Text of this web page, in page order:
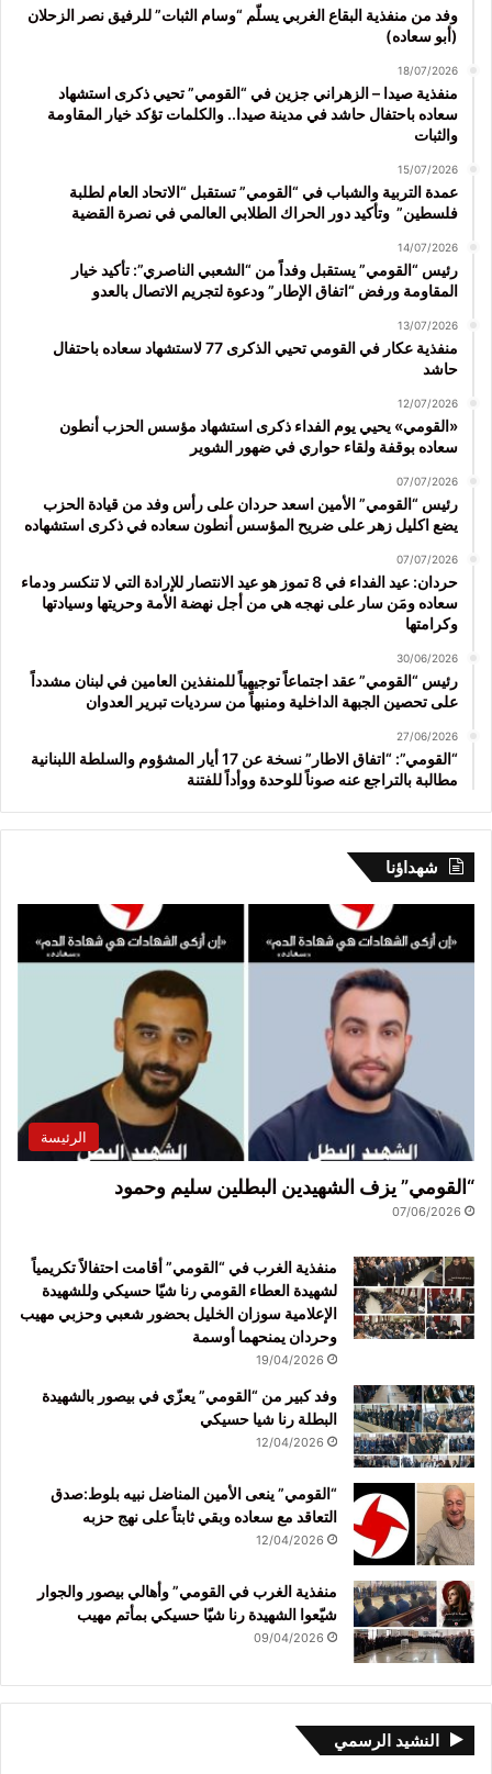
وفد من منفذية البقاع الغربي يسلّم “وسام الثبات” للرفيق نصر الزحلان
(أبو سعاده)
18/07/2026
منفذية صيدا – الزهراني جزين في “القومي” تحيي ذكرى استشهاد
سعاده باحتفال حاشد في مدينة صيدا.. والكلمات تؤكد خيار المقاومة
والثبات
15/07/2026
عمدة التربية والشباب في “القومي” تستقبل “الاتحاد العام لطلبة
فلسطين” وتأكيد دور الحراك الطلابي العالمي في نصرة القضية
14/07/2026
رئيس “القومي” يستقبل وفداً من “الشعبي الناصري”: تأكيد خيار
المقاومة ورفض “اتفاق الإطار” ودعوة لتجريم الاتصال بالعدو
13/07/2026
منفذية عكار في القومي تحيي الذكرى 77 لاستشهاد سعاده باحتفال
حاشد
12/07/2026
«القومي» يحيي يوم الفداء ذكرى استشهاد مؤسس الحزب أنطون
سعاده بوقفة ولقاء حواري في ضهور الشوير
07/07/2026
رئيس “القومي” الأمين اسعد حردان على رأس وفد من قيادة الحزب
يضع اكليل زهر على ضريح المؤسس أنطون سعاده في ذكرى استشهاده
07/07/2026
حردان: عيد الفداء في 8 تموز هو عيد الانتصار للإرادة التي لا تنكسر ودماء
سعاده ومَن سار على نهجه هي من أجل نهضة الأمة وحريتها وسيادتها
وكرامتها
30/06/2026
رئيس “القومي” عقد اجتماعاً توجيهياً للمنفذين العامين في لبنان مشدداً
على تحصين الجبهة الداخلية ومنبهاً من سرديات تبرير العدوان
27/06/2026
“القومي”: “اتفاق الاطار” نسخة عن 17 أيار المشؤوم والسلطة اللبنانية
مطالبة بالتراجع عنه صوناً للوحدة ووأداً للفتنة
شهداؤنا
الرئيسة
“القومي” يزف الشهيدين البطلين سليم وحمود
07/06/2026
منفذية الغرب في “القومي” أقامت احتفالاً تكريمياً
لشهيدة العطاء القومي رنا شيّا حسيكي وللشهيدة
الإعلامية سوزان الخليل بحضور شعبي وحزبي مهيب
وحردان يمنحهما أوسمة
19/04/2026
وفد كبير من “القومي” يعزّي في بيصور بالشهيدة
البطلة رنا شيا حسيكي
12/04/2026
“القومي” ينعى الأمين المناضل نبيه بلوط:صدق
التعاقد مع سعاده وبقي ثابتاً على نهج حزبه
12/04/2026
منفذية الغرب في القومي” وأهالي بيصور والجوار
شيّعوا الشهيدة رنا شيّا حسيكي بمأتم مهيب
09/04/2026
النشيد الرسمي